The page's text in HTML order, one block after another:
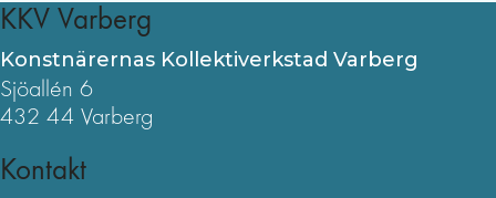
KKV Varberg
Konstnärernas Kollektiverkstad Varberg
Sjöallén 6
432 44 Varberg
Kontakt